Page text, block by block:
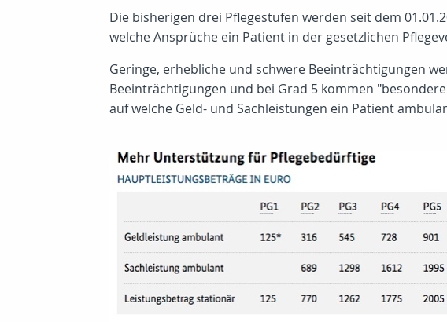
Die bisherigen drei Pflegestufen werden seit dem
welche Ansprüche ein Patient in der gesetzlichen
Geringe, erhebliche und schwere Beeinträchtigungen
Beeinträchtigungen und bei Grad 5 kommen
auf welche Geld- und Sachleistungen ein Patient